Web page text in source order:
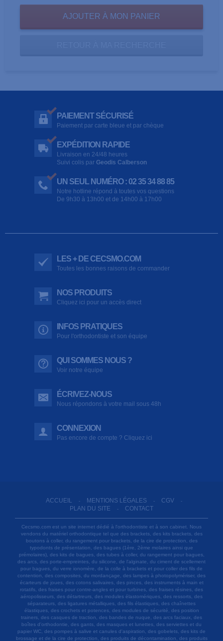
PAIEMENT SÉCURISÉ
Paiement par carte bleue et par chèque
EXPÉDITION RAPIDE
Livraison en 24/48 heures
Suivi colis par Geodis Calberson
UN SEUL NUMÉRO : 02 35 34 88 85
Notre hotline répond à toutes vos questions
De 9h30 à 13h00 et de 14h00 à 17h00
LES + DE CECSMO.COM
Toutes les bonnes raisons de commander
NOS PRODUITS
Cliquez ici pour un accès direct
INFOS PRATIQUES
Pour l'orthodontiste et son équipe
QUI SOMMES NOUS ?
Voir notre équipe
ÉCRIVEZ-NOUS
Nous répondons à votre mail sous 48h
CONNEXION
Pas encore de compte ? Cliquez ici
ACCUEIL - MENTIONS LÉGALES - CGV -
PLAN DU SITE - CONTACT
Cecsmo.com est un site internet dédié à l'orthodontiste et à son cabinet. Nous
vendons du matériel orthodontique tel que des brackets, des kits brackets, des
boutons à coller, du rangement pour brackets, de la cire de protection, des
typodonts de présentation, des bagues (1ère, 2ème molaires ainsi que
prémolaires), des kits de bagues, des tubes à coller, du rangement pour bagues,
des arcs, des porte-empreintes, du silicone, de l'alginate, du ciment de scellement
pour bagues, du verre ionomère, de la colle à brackets et pour coller des fils de
contention, des composites, du mordançage, des lampes à photopolymériser, des
écarteurs de joues, des cotons salivaires, des pinces, des instruments à main et
rotatifs, des fraises pour contre-angles et pour turbines, des fraises résines, des
aéropolisseurs, des détartreurs, des modules élastomériques, des ressorts, des
séparateurs, des ligatures métalliques, des fils élastiques, des chaînettes
élastiques, des crochets et potences, des modules de sécurité, des position
trainers, des casques de traction, des bandes de nuque, des arcs faciaux, des
boîtes d'orthodontie, des gants, des masques et lunettes, des serviettes et du
papier WC, des pompes à salive et canules d'aspiration, des gobelets, des kits de
brossage et de la cire de protection, des produits de décontamination, des produits